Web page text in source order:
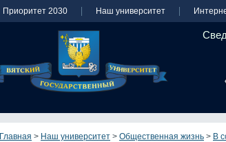
Приоритет 2030 Наш университет
Главная > Наш университет > Общественная жизнь > В